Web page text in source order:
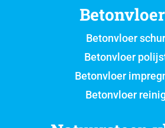
Betonvloer
Betonvloer
Betonvloer
Betonvloer